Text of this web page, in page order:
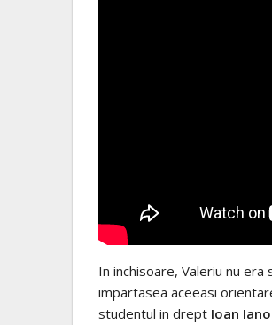
In inchisoare, Valeriu nu
impartasea aceeasi
studentul in drept Ioan